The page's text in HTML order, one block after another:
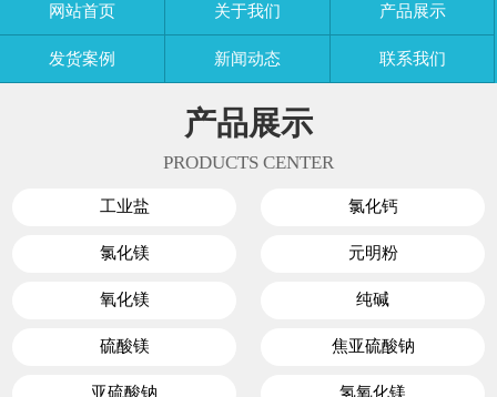
网站首页 关于我们 产品展示
发货案例 新闻动态 联系我们
产品展示
PRODUCTS CENTER
工业盐 氯化钙
氯化镁 元明粉
氧化镁 纯碱
硫酸镁 焦亚硫酸钠
亚硫酸钠 氢氧化镁